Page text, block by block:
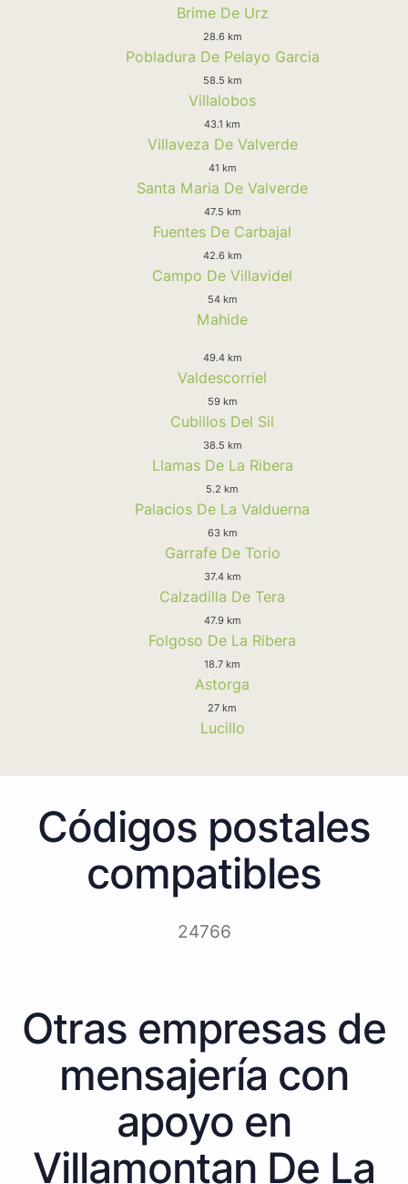
Brime De Urz
28.6 km
Pobladura De Pelayo Garcia
58.5 km
Villalobos
43.1 km
Villaveza De Valverde
41 km
Santa Maria De Valverde
47.5 km
Fuentes De Carbajal
42.6 km
Campo De Villavidel
54 km
Mahide
49.4 km
Valdescorriel
59 km
Cubillos Del Sil
38.5 km
Llamas De La Ribera
5.2 km
Palacios De La Valduerna
63 km
Garrafe De Torio
37.4 km
Calzadilla De Tera
47.9 km
Folgoso De La Ribera
18.7 km
Astorga
27 km
Lucillo
Códigos postales
compatibles
24766
Otras empresas de
mensajería con
apoyo en
Villamontan De La